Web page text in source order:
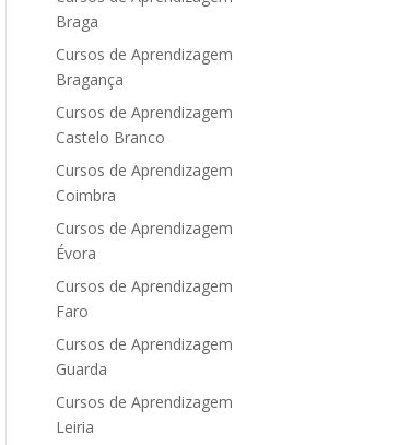
Braga
Cursos de Aprendizagem
Bragança
Cursos de Aprendizagem
Castelo Branco
Cursos de Aprendizagem
Coimbra
Cursos de Aprendizagem
Évora
Cursos de Aprendizagem
Faro
Cursos de Aprendizagem
Guarda
Cursos de Aprendizagem
Leiria